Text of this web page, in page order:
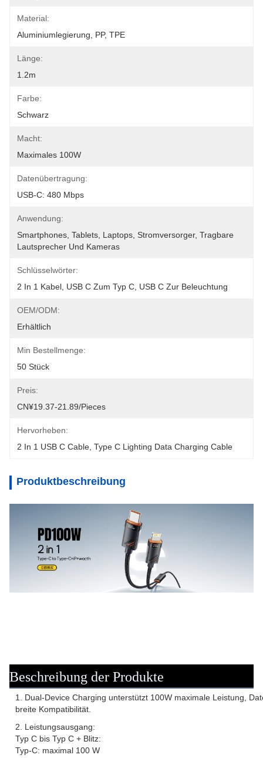
Material:
Aluminiumlegierung, PP, TPE
Länge:
1.2m
Farbe:
Schwarz
Macht:
Maximales 100W
Datenübertragung:
USB-C: 480 Mbps
Anwendung:
Smartphones, Tablets, Laptops, Stromversorger, Tragbare
Lautsprecher Und Kameras
Schlüsselwörter:
2 In 1 Kabel, USB C Zum Typ C, USB C Zur Beleuchtung
OEM/ODM:
Erhältlich
Min Bestellmenge:
50 Stück
Preis:
CN¥19.37-21.89/pieces
Hervorheben:
2 In 1 USB C Cable Type C Lighting Data Charging Cable
Produktbeschreibung
Beschreibung der Produkte
1. Dual-Device Charging unterstützt 100W maximale Leistung,
breite Kompatibilität.
2. Leistungsausgang:
Typ C bis Typ C + Blitz:
Typ-C: maximal 100 W